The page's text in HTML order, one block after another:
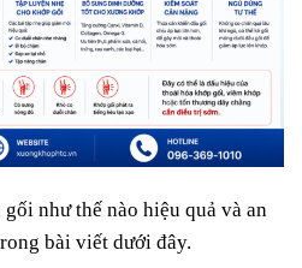
như thế nào hiệu quả và an
bài viết dưới đây.